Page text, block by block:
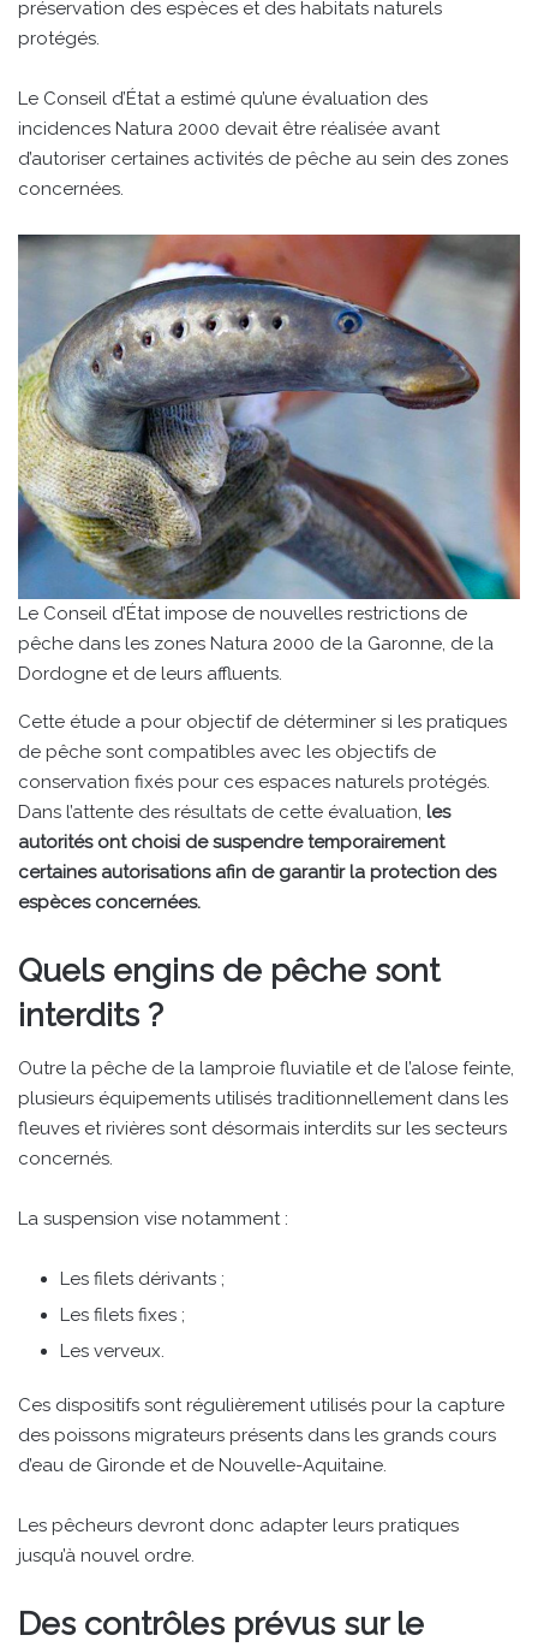
préservation des espèces et des habitats naturels
protégés.
Le Conseil d’État a estimé qu’une évaluation des
incidences Natura 2000 devait être réalisée avant
d’autoriser certaines activités de pêche au sein des zones
concernées.
Le Conseil d’État impose de nouvelles restrictions de
pêche dans les zones Natura 2000 de la Garonne, de la
Dordogne et de leurs affluents.
Cette étude a pour objectif de déterminer si les pratiques
de pêche sont compatibles avec les objectifs de
conservation fixés pour ces espaces naturels protégés.
Dans l’attente des résultats de cette évaluation, les
autorités ont choisi de suspendre temporairement
certaines autorisations afin de garantir la protection des
espèces concernées.
Quels engins de pêche sont
interdits ?
Outre la pêche de la lamproie fluviatile et de l’alose feinte,
plusieurs équipements utilisés traditionnellement dans les
fleuves et rivières sont désormais interdits sur les secteurs
concernés.
La suspension vise notamment :
Les filets dérivants ;
Les filets fixes ;
Les verveux.
Ces dispositifs sont régulièrement utilisés pour la capture
des poissons migrateurs présents dans les grands cours
d’eau de Gironde et de Nouvelle-Aquitaine.
Les pêcheurs devront donc adapter leurs pratiques
jusqu’à nouvel ordre.
Des contrôles prévus sur le